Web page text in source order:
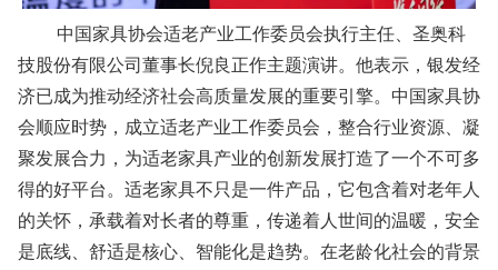
中国家具协会适老产业工作委员会执行主任、圣奥科
技股份有限公司董事长倪良正作主题演讲。他表示，银发经
济已成为推动经济社会高质量发展的重要引擎。中国家具协
会顺应时势，成立适老产业工作委员会，整合行业资源、凝
聚发展合力，为适老家具产业的创新发展打造了一个不可多
得的好平台。适老家具不只是一件产品，它包含着对老年人
的关怀，承载着对长者的尊重，传递着人世间的温暖，安全
是底线、舒适是核心、智能化是趋势。在老龄化社会的背景